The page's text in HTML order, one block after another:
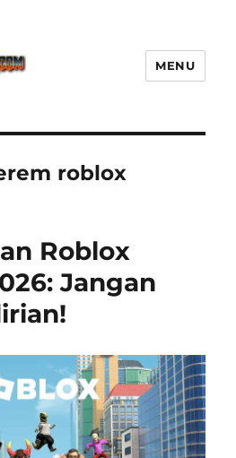
Game Ini Pasti
MENU
roblox
Roblox
Jangan